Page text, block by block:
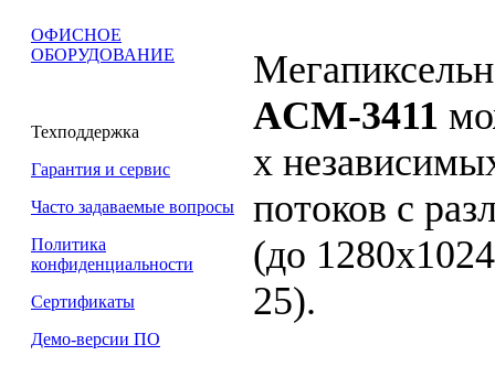
ОФИСНОЕ
ОБОРУДОВАНИЕ
Техподдержка
Гарантия и сервис
Часто задаваемые вопросы
Политика
конфиденциальности
Сертификаты
Демо-версии ПО
ACM-3411
х
потоков с
(до
25).